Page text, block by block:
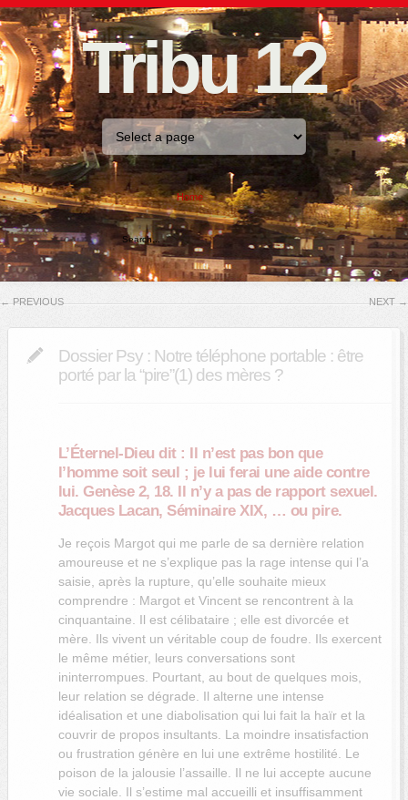
Tribu 12
Home
← PREVIOUS NEXT →
Dossier Psy : Notre téléphone portable : être
porté par la “pire”(1) des mères ?
L’Éternel-Dieu dit : Il n’est pas bon que
l’homme soit seul ; je lui ferai une aide contre
lui. Genèse 2, 18. Il n’y a pas de rapport sexuel.
Jacques Lacan, Séminaire XIX, … ou pire.
Je reçois Margot qui me parle de sa dernière relation
amoureuse et ne s’explique pas la rage intense qui l’a
saisie, après la rupture, qu’elle souhaite mieux
comprendre : Margot et Vincent se rencontrent à la
cinquantaine. Il est célibataire ; elle est divorcée et
mère. Ils vivent un véritable coup de foudre. Ils exercent
le même métier, leurs conversations sont
ininterrompues. Pourtant, au bout de quelques mois,
leur relation se dégrade. Il alterne une intense
idéalisation et une diabolisation qui lui fait la haïr et la
couvrir de propos insultants. La moindre insatisfaction
ou frustration génère en lui une extrême hostilité. Le
poison de la jalousie l’assaille. Il ne lui accepte aucune
vie sociale. Il s’estime mal accueilli et insuffisamment